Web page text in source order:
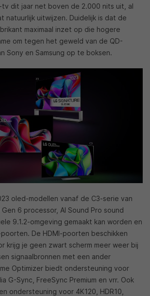
dit jaar net boven de 2.000 nits uit, al
natuurlijk uitwijzen. Duidelijk is dat de
maximaal inzet op die hogere
om tegen het geweld van de QD-
Sony en Samsung op te boksen.
oled-modellen vanaf de C3-serie van
6 processor, AI Sound Pro sound
9.1.2-omgeving gemaakt kan worden en
poorten. De HDMI-poorten beschikken
krijg je geen zwart scherm meer weer bij
signaalbronnen met een ander
Optimizer biedt ondersteuning voor
G-Sync, FreeSync Premium en vrr. Ook
ondersteuning voor 4K120, HDR10,